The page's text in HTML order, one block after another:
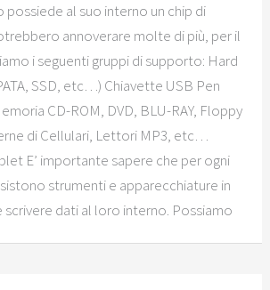
al suo interno un chip di
annoverare molte di più, per il
i seguenti gruppi di supporto: Hard
SSD, etc…) Chiavette USB Pen
CD-ROM, DVD, BLU-RAY, Floppy
di Cellulari, Lettori MP3, etc…
E’ importante sapere che per ogni
strumenti e apparecchiature in
scrivere dati al loro interno. Possiamo